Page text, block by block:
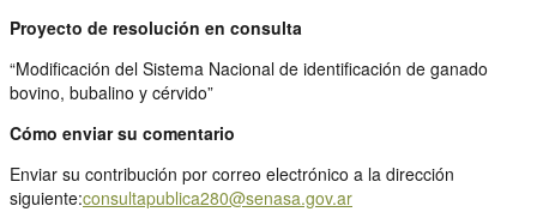
Proyecto de resolución en consulta
“Modificación del Sistema Nacional de identificación de ganado
bovino, bubalino y cérvido”
Cómo enviar su comentario
Enviar su contribución por correo electrónico a la dirección
siguiente:consultapublica280@senasa.gov.ar